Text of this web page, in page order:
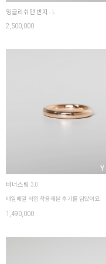
잉글리쉬맨 반지 - L
2,500,000
비너스링 3.0
매일매일 직접 착용해본 후기를 담았어요
1,490,000